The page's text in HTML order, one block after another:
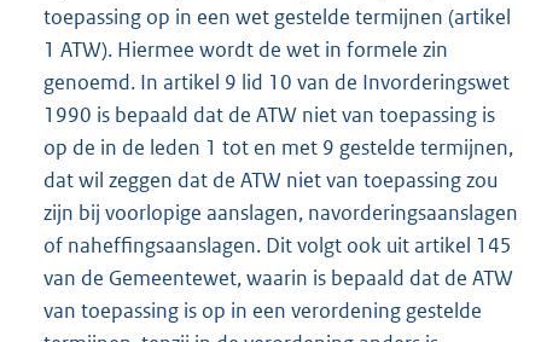
toepassing op in een wet gestelde termijnen (artikel
1 ATW). Hiermee wordt de wet in formele zin
genoemd. In artikel 9 lid 10 van de Invorderingswet
1990 is bepaald dat de ATW niet van toepassing is
op de in de leden 1 tot en met 9 gestelde termijnen,
dat wil zeggen dat de ATW niet van toepassing zou
zijn bij voorlopige aanslagen, navorderingsaanslagen
of naheffingsaanslagen. Dit volgt ook uit artikel 145
van de Gemeentewet, waarin is bepaald dat de ATW
van toepassing is op in een verordening gestelde